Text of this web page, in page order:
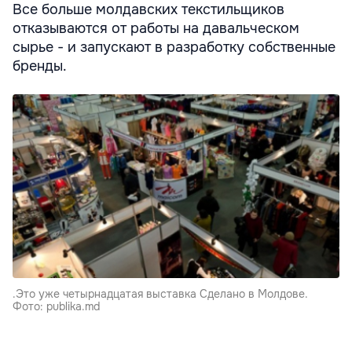
Все больше молдавских текстильщиков
отказываются от работы на давальческом
сырье - и запускают в разработку собственные
бренды.
.Это уже четырнадцатая выставка Сделано в Молдове.
Фото: publika.md